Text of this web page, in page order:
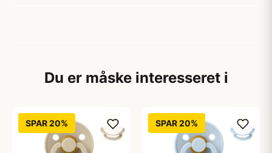
Du er måske interesseret i
SPAR 20% SPAR 20%